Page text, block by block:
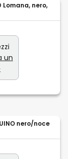
nero,
un
nero/noce